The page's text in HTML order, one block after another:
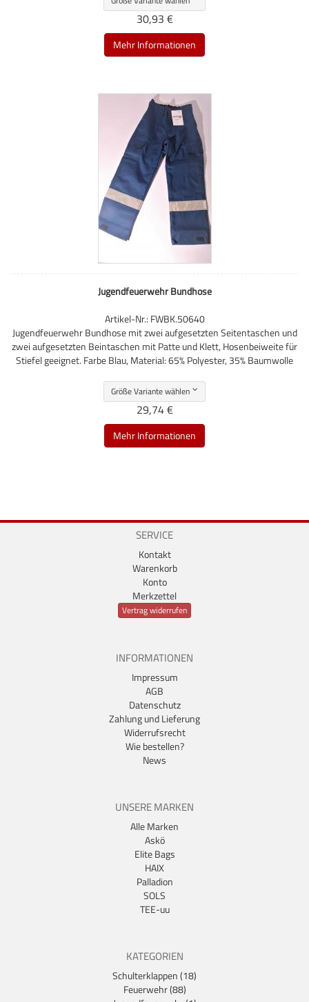
30,93 €
Mehr Informationen
Jugendfeuerwehr Bundhose
Artikel-Nr.: FWBK.50640
Jugendfeuerwehr Bundhose mit zwei aufgesetzten Seitentaschen und
zwei aufgesetzten Beintaschen mit Patte und Klett, Hosenbeiweite für
Stiefel geeignet. Farbe Blau, Material: 65% Polyester, 35% Baumwolle
Größe Variante wählen
29,74 €
Mehr Informationen
SERVICE
Kontakt
Warenkorb
Konto
Merkzettel
Vertrag widerrufen
INFORMATIONEN
Impressum
AGB
Datenschutz
Zahlung und Lieferung
Widerrufsrecht
Wie bestellen?
News
UNSERE MARKEN
Alle Marken
Askö
Elite Bags
HAIX
Palladion
SOLS
TEE-uu
KATEGORIEN
Schulterklappen (18)
Feuerwehr (88)